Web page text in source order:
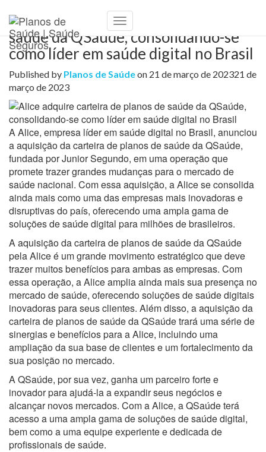
Toggle
Navigation
Alice adquire carteira de planos de
saúde da QSaúde, consolidando-se
como líder em saúde digital no Brasil
Published by Planos de Saúdeon 21 de março de 202321 de
março de 2023
A Alice, empresa líder em saúde digital no Brasil, anunciou
a aquisição da carteira de planos de saúde da QSaúde,
fundada por Junior Segundo, em uma operação que
promete trazer grandes mudanças para o mercado de
saúde nacional. Com essa aquisição, a Alice se consolida
ainda mais como uma das empresas mais inovadoras e
disruptivas do país, oferecendo uma ampla gama de
soluções de saúde digital para milhões de brasileiros.
A aquisição da carteira de planos de saúde da QSaúde
pela Alice é um grande movimento estratégico que deve
trazer muitos benefícios para ambas as empresas. Com
essa operação, a Alice amplia ainda mais sua presença no
mercado de saúde, oferecendo soluções de saúde digitais
inovadoras para seus clientes. Além disso, a aquisição da
carteira de planos de saúde da QSaúde trará uma série de
sinergias e benefícios para a Alice, incluindo uma
ampliação da sua base de clientes e um fortalecimento da
sua posição no mercado.
A QSaúde, por sua vez, ganha um parceiro forte e
inovador para ajudá-la a expandir seus negócios e
alcançar novos mercados. Com a Alice, a QSaúde terá
acesso a uma ampla gama de soluções de saúde digital,
bem como a uma equipe experiente e dedicada de
profissionais de saúde.